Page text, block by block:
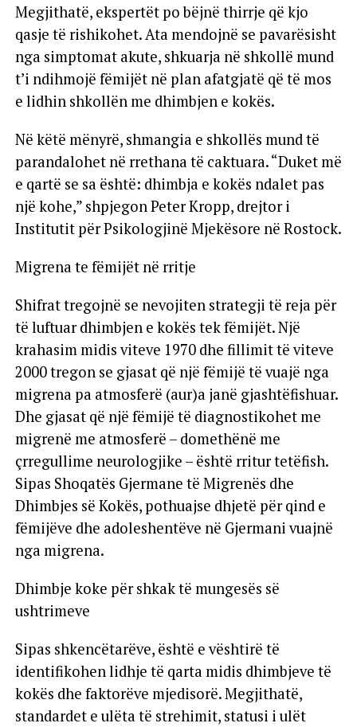
Megjithatë, ekspertët po bëjnë thirrje që kjo
qasje të rishikohet. Ata mendojnë se pavarësisht
nga simptomat akute, shkuarja në shkollë mund
t’i ndihmojë fëmijët në plan afatgjatë që të mos
e lidhin shkollën me dhimbjen e kokës.
Në këtë mënyrë, shmangia e shkollës mund të
parandalohet në rrethana të caktuara. “Duket më
e qartë se sa është: dhimbja e kokës ndalet pas
një kohe,” shpjegon Peter Kropp, drejtor i
Institutit për Psikologjinë Mjekësore në Rostock.
Migrena te fëmijët në rritje
Shifrat tregojnë se nevojiten strategji të reja për
të luftuar dhimbjen e kokës tek fëmijët. Një
krahasim midis viteve 1970 dhe fillimit të viteve
2000 tregon se gjasat që një fëmijë të vuajë nga
migrena pa atmosferë (aur)a janë gjashtëfishuar.
Dhe gjasat që një fëmijë të diagnostikohet me
migrenë me atmosferë – domethënë me
çrregullime neurologjike – është rritur tetëfish.
Sipas Shoqatës Gjermane të Migrenës dhe
Dhimbjes së Kokës, pothuajse dhjetë për qind e
fëmijëve dhe adoleshentëve në Gjermani vuajnë
nga migrena.
Dhimbje koke për shkak të mungesës së
ushtrimeve
Sipas shkencëtarëve, është e vështirë të
identifikohen lidhje të qarta midis dhimbjeve të
kokës dhe faktorëve mjedisorë. Megjithatë,
standardet e ulëta të strehimit, statusi i ulët